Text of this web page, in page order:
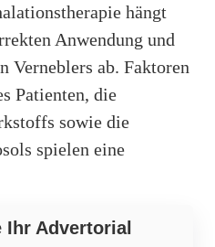
hängt
Anwendung und
Verneblers ab. Faktoren
Patienten, die
sowie die
spielen eine
Ihr Advertorial